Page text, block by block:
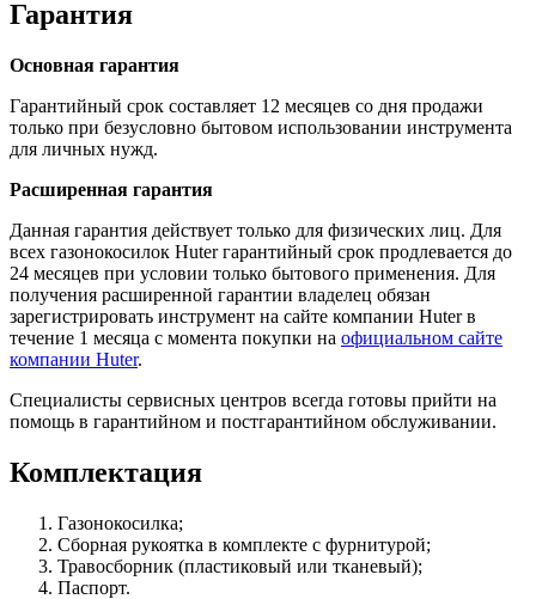
Гарантия
Основная гарантия
Гарантийный срок составляет 12 месяцев со дня продажи
только при безусловно бытовом использовании инструмента
для личных нужд.
Расширенная гарантия
Данная гарантия действует только для физических лиц. Для
всех газонокосилок Huter гарантийный срок продлевается до
24 месяцев при условии только бытового применения. Для
получения расширенной гарантии владелец обязан
зарегистрировать инструмент на сайте компании Huter в
течение 1 месяца с момента покупки на официальном сайте
компании Huter.
Специалисты сервисных центров всегда готовы прийти на
помощь в гарантийном и постгарантийном обслуживании.
Комплектация
Газонокосилка;
Сборная рукоятка в комплекте с фурнитурой;
Травосборник (пластиковый или тканевый);
Паспорт.